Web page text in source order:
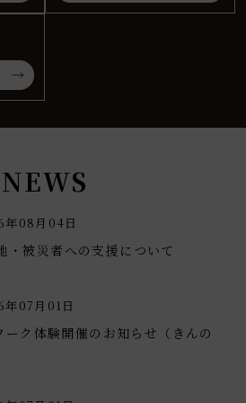
NEWS
年08月04日
・被災者への支援について
年07月01日
ク体験開催のお知らせ（きんの